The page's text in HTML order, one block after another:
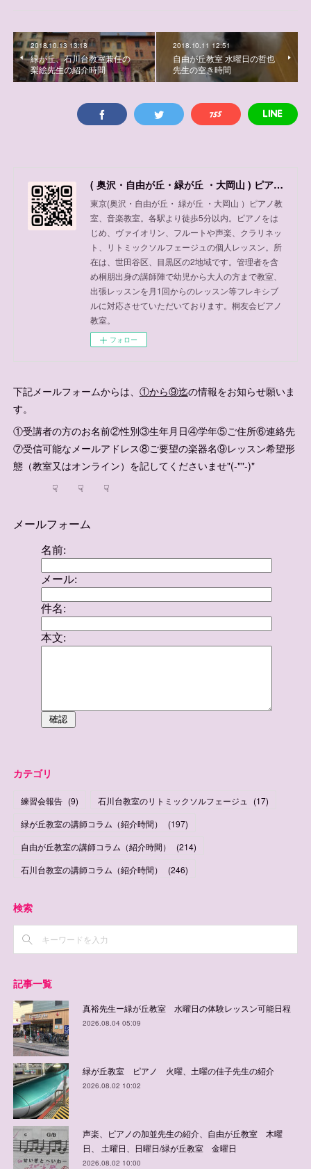
2018.10.13 13:18
緑が丘、石川台教室兼任の
梨絵先生の紹介時間
2018.10.11 12:51
自由が丘教室 水曜日の哲也
先生の空き時間
( 奥沢・自由が丘・緑が丘 ・大岡山 ) ピアノ教室、音楽教室
東京(奥沢・自由が丘・ 緑が丘 ・大岡山 ）ピアノ教
室、音楽教室。各駅より徒歩5分以内。ピアノをは
じめ、ヴァイオリン、フルートや声楽、クラリネッ
ト、リトミックソルフェージュの個人レッスン。所
在は、世田谷区、目黒区の2地域です。管理者を含
め桐朋出身の講師陣で幼児から大人の方まで教室、
出張レッスンを月1回からのレッスン等フレキシブ
ルに対応させていただいております。桐友会ピアノ
教室。
フォロー
下記メールフォームからは、 ①から⑨迄の情報をお知らせ願いま
す。
①受講者の方のお名前②性別③生年月日④学年⑤ご住所⑥連絡先
⑦受信可能なメールアドレス⑧ご要望の楽器名⑨レッスン希望形
態（教室又はオンライン）を記してくださいませ"(-""-)"
☟ ☟ ☟
カテゴリ
練習会報告 (9) 石川台教室のリトミックソルフェージュ (17)
緑が丘教室の講師コラム（紹介時間）
(197)
自由が丘教室の講師コラム（紹介時間）
(214)
石川台教室の講師コラム（紹介時間）
(246)
検索
記事一覧
真裕先生ー緑が丘教室 水曜日の体験レッスン可能日程
2026.08.04 05:09
緑が丘教室 ピアノ 火曜、土曜の佳子先生の紹介
2026.08.02 10:02
声楽、ピアノの加並先生の紹介、自由が丘教室 木曜
日、 土曜日、日曜日/緑が丘教室 金曜日
2026.08.02 10:00